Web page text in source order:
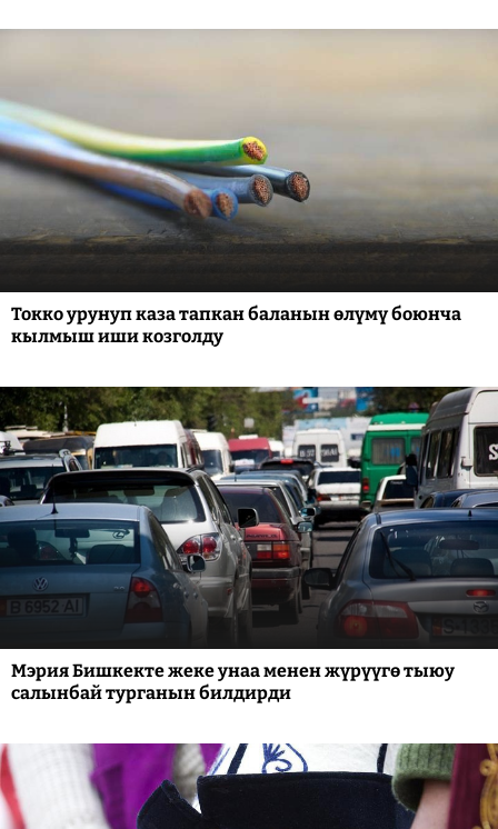
Токко урунуп каза тапкан баланын өлүмү боюнча
кылмыш иши козголду
Мэрия Бишкекте жеке унаа менен жүрүүгө тыюу
салынбай турганын билдирди